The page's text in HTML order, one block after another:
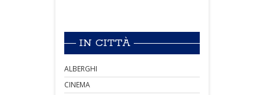
IN CITTÀ
ALBERGHI
CINEMA